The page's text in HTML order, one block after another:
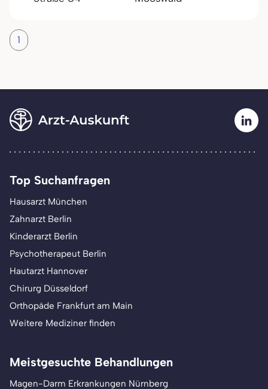
1
Top Suchanfragen
Hausarzt München
Zahnarzt Berlin
Kinderarzt Berlin
Psychotherapeut Berlin
Hautarzt Hannover
Chirurg Düsseldorf
Orthopäde Frankfurt am Main
Weitere Mediziner finden
Meistgesuchte Behandlungen
Magen-Darm Erkrankungen Nürnberg